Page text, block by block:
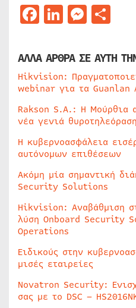
Facebook
LinkedIn
ΑΛΛΑ ΑΡΘΡΑ ΣΕ ΑΥΤΗ
Hikvision:
webinar για τα Guanlan
Rakson S.A.: Η Μούρθια
νέα γενιά
Η κυβερνοασφάλεια
αυτόνομων επιθέσεων
Ακόμη μία σημαντική
Security Solutions
Hikvision: Αναβάθμιση
λύση Onboard Security
Operations
Ειδικούς στην
μισές εταιρείες
Novatron Security:
σας με το DSC –